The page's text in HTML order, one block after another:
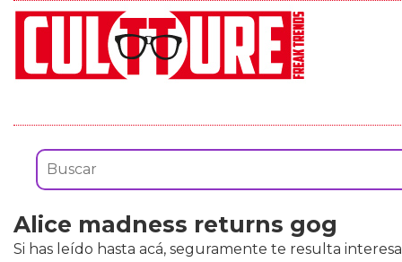
Alice madness returns gog
Si has leído hasta acá, seguramente te resulta